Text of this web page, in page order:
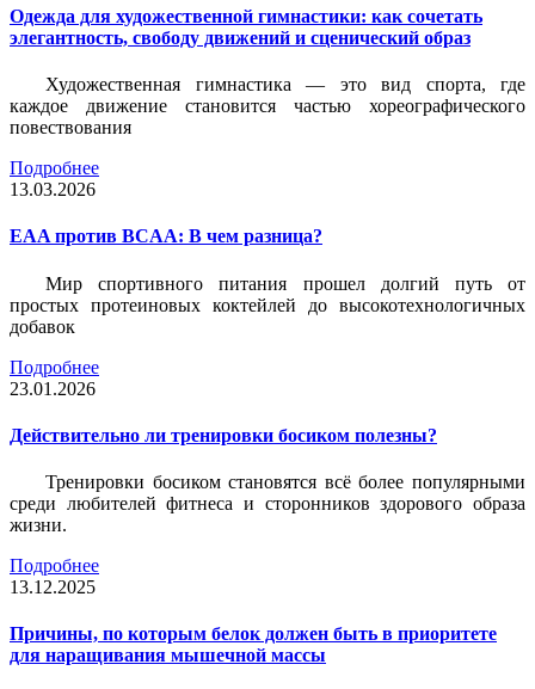
Одежда для художественной гимнастики: как сочетать
элегантность, свободу движений и сценический образ
Художественная гимнастика — это вид спорта, где
каждое движение становится частью хореографического
повествования
Подробнее
13.03.2026
EAA против BCAA: В чем разница?
Мир спортивного питания прошел долгий путь от
простых протеиновых коктейлей до высокотехнологичных
добавок
Подробнее
23.01.2026
Действительно ли тренировки босиком полезны?
Тренировки босиком становятся всё более популярными
среди любителей фитнеса и сторонников здорового образа
жизни.
Подробнее
13.12.2025
Причины, по которым белок должен быть в приоритете
для наращивания мышечной массы